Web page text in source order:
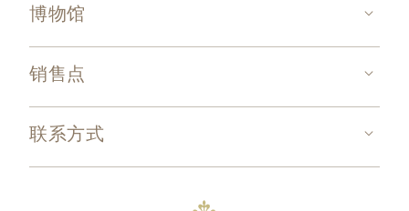
博物馆
销售点
联系方式